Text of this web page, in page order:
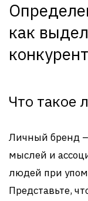
как
Что такое
Личный бренд –
мыслей и
людей при
Представьте,